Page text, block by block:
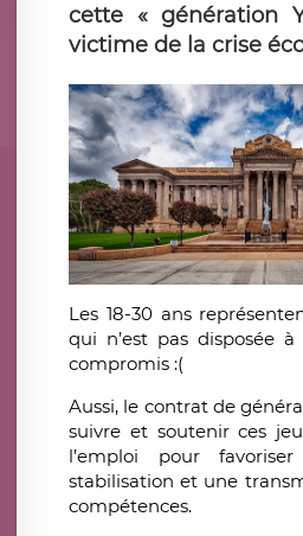
cette « génération
victime de la crise
Les 18-30 ans
qui n’est pas disposée
compromis :(
Aussi, le contrat de
suivre et soutenir ces
l’emploi pour
stabilisation et une
compétences.